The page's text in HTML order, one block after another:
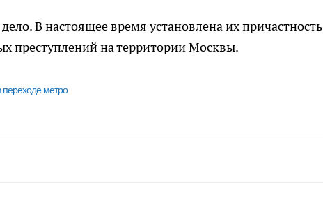
В настоящее время установлена их причастность
преступлений на территории Москвы.
метро